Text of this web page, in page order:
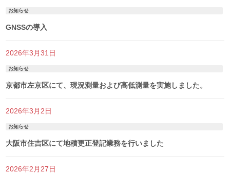
お知らせ
GNSSの導入
2026年3月31日
お知らせ
京都市左京区にて、現況測量および高低測量を実施しました。
2026年3月2日
お知らせ
大阪市住吉区にて地積更正登記業務を行いました
2026年2月27日